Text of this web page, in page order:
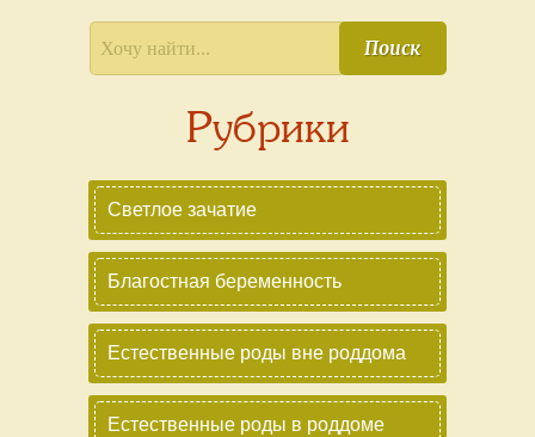
Поиск
Рубрики
Светлое зачатие
Благостная беременность
Естественные роды вне роддома
Естественные роды в роддоме